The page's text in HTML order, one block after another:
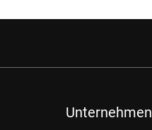
Unternehmen